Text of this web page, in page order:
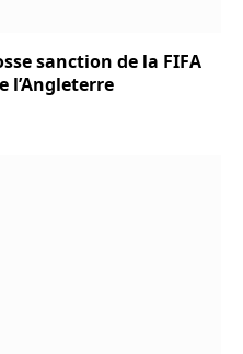
sanction de la FIFA
l’Angleterre